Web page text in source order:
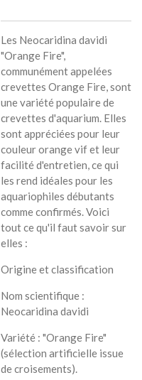
Les Neocaridina davidi
"Orange Fire",
communément appelées
crevettes Orange Fire, sont
une variété populaire de
crevettes d'aquarium. Elles
sont appréciées pour leur
couleur orange vif et leur
facilité d'entretien, ce qui
les rend idéales pour les
aquariophiles débutants
comme confirmés. Voici
tout ce qu'il faut savoir sur
elles :
Origine et classification
Nom scientifique :
Neocaridina davidi
Variété : "Orange Fire"
(sélection artificielle issue
de croisements).